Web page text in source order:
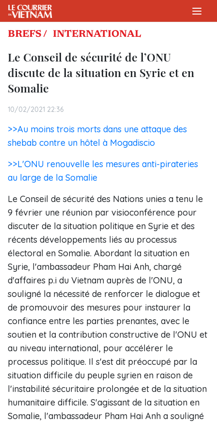
BREFS / INTERNATIONAL
Le Conseil de sécurité de l’ONU
discute de la situation en Syrie et en
Somalie
10/02/2021 22:36
>>Au moins trois morts dans une attaque des
shebab contre un hôtel à Mogadiscio
>>L'ONU renouvelle les mesures anti-pirateries
au large de la Somalie
Le Conseil de sécurité des Nations unies a tenu le
9 février une réunion par visioconférence pour
discuter de la situation politique en Syrie et des
récents développements liés au processus
électoral en Somalie. Abordant la situation en
Syrie, l'ambassadeur Pham Hai Anh, chargé
d'affaires p.i du Vietnam auprès de l'ONU, a
souligné la nécessité de renforcer le dialogue et
de promouvoir des mesures pour instaurer la
confiance entre les parties prenantes, avec le
soutien et la contribution constructive de l'ONU et
au niveau international, pour accélérer le
processus politique. Il s'est dit préoccupé par la
situation difficile du peuple syrien en raison de
l'instabilité sécuritaire prolongée et de la situation
humanitaire difficile. S'agissant de la situation en
Somalie, l'ambassadeur Pham Hai Anh a souligné